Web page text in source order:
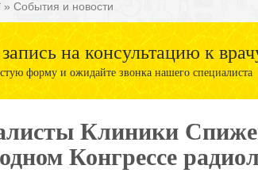
» События и новости
на консультацию к
форму и ожидайте звонка нашего специалиста
Клиники
Конгрессе